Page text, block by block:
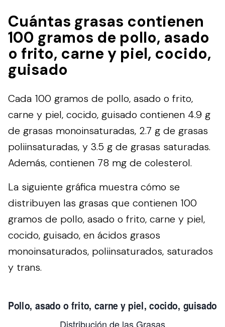
Cuántas grasas contienen
100 gramos de pollo, asado
o frito, carne y piel, cocido,
guisado
Cada 100 gramos de pollo, asado o frito,
carne y piel, cocido, guisado contienen 4.9 g
de grasas monoinsaturadas, 2.7 g de grasas
poliinsaturadas, y 3.5 g de grasas saturadas.
Además, contienen 78 mg de colesterol.
La siguiente gráfica muestra cómo se
distribuyen las grasas que contienen 100
gramos de pollo, asado o frito, carne y piel,
cocido, guisado, en ácidos grasos
monoinsaturados, poliinsaturados, saturados
y trans.